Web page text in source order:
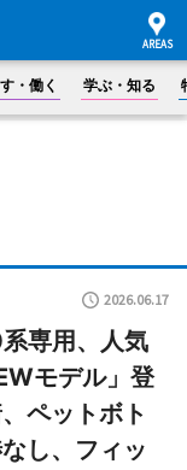
・働く 学ぶ・知る
2026.06.17
専用、人気
モデル」登
ペットボト
し、フィッ